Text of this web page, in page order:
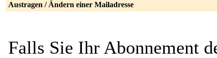
Austragen / Ändern einer Mailadresse
Falls Sie Ihr Abonnement